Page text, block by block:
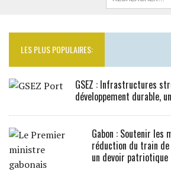
LES PLUS POPULAIRES:
GSEZ : Infrastructures
développement durable,
Gabon : Soutenir les
réduction du train de
un devoir patriotique